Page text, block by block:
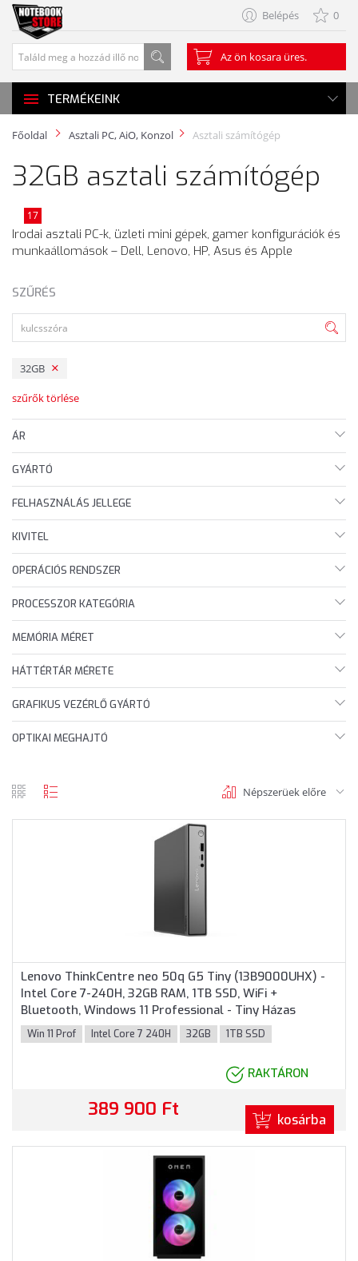
Belépés 0
Az ön kosara üres.
TERMÉKEINK
Főoldal Asztali PC, AiO, Konzol Asztali számítógép
32GB asztali számítógép
17
Irodai asztali PC-k, üzleti mini gépek, gamer konfigurációk és
munkaállomások – Dell, Lenovo, HP, Asus és Apple
SZŰRÉS
32GB
szűrők törlése
ÁR
GYÁRTÓ
FELHASZNÁLÁS JELLEGE
KIVITEL
OPERÁCIÓS RENDSZER
PROCESSZOR KATEGÓRIA
MEMÓRIA MÉRET
HÁTTÉRTÁR MÉRETE
GRAFIKUS VEZÉRLŐ GYÁRTÓ
OPTIKAI MEGHAJTÓ
Népszerüek előre
Lenovo ThinkCentre neo 50q G5 Tiny (13B9000UHX) -
Intel Core 7-240H, 32GB RAM, 1TB SSD, WiFi +
Bluetooth, Windows 11 Professional - Tiny Házas
számítógép
Win 11 Prof Intel Core 7 240H 32GB 1TB SSD
RAKTÁRON
389 900 Ft kosárba